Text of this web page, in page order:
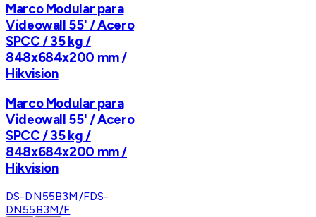
Marco Modular para
Videowall 55' / Acero
SPCC / 35 kg /
848x684x200 mm /
Hikvision
Marco Modular para
Videowall 55' / Acero
SPCC / 35 kg /
848x684x200 mm /
Hikvision
DS-DN55B3M/FDS-
DN55B3M/F